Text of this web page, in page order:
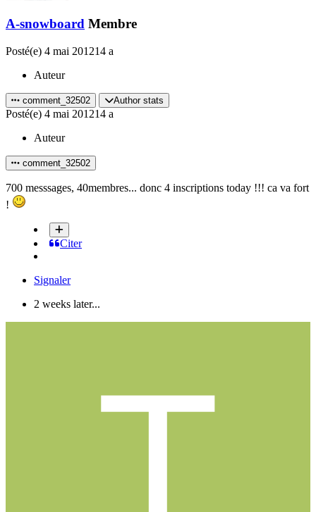
A-snowboard Membre
Posté(e) 4 mai 201214 a
Auteur
comment_32502 Author stats
Posté(e) 4 mai 201214 a
Auteur
comment_32502
700 messsages, 40membres... donc 4 inscriptions today !!! ca va fort
!
Citer
Signaler
2 weeks later...